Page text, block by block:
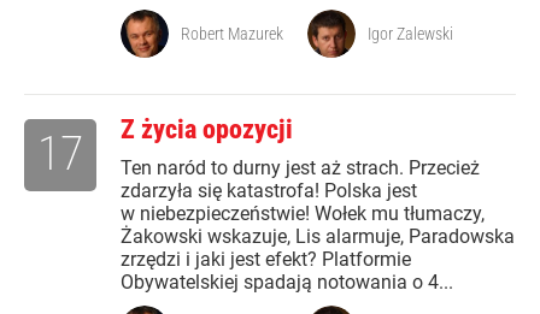
Robert Mazurek Igor Zalewski
Z życia opozycji
Ten naród to durny jest aż strach. Przecież
zdarzyła się katastrofa! Polska jest
w niebezpieczeństwie! Wołek mu tłumaczy,
Żakowski wskazuje, Lis alarmuje, Paradowska
zrzędzi i jaki jest efekt? Platformie
Obywatelskiej spadają notowania o 4...
17